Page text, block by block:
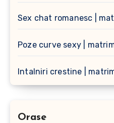
Sex chat romanesc |
Poze curve sexy |
Intalniri crestine |
Orase